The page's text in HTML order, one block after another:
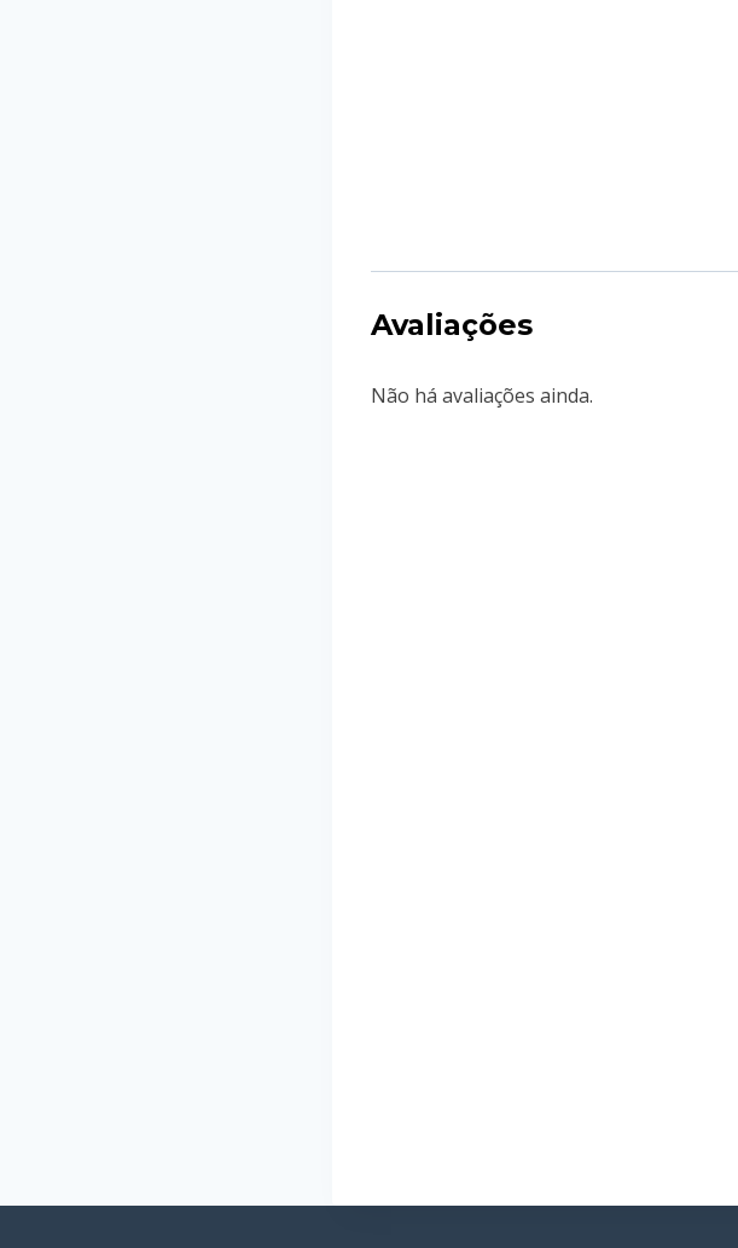
Avaliações
Não há avaliações ainda.